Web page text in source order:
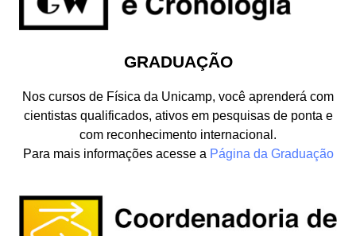
GRADUAÇÃO
Nos cursos de Física da Unicamp, você aprenderá com
cientistas qualificados, ativos em pesquisas de ponta e
com reconhecimento internacional.
Para mais informações acesse a Página da Graduação